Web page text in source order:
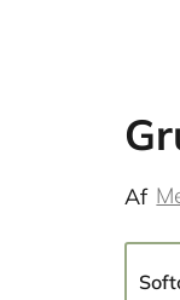
Af